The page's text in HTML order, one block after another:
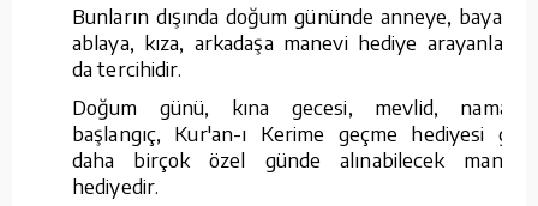
Bunların dışında doğum gününde anneye, bayana,
ablaya, kıza, arkadaşa manevi hediye arayanların
da tercihidir.
Doğum günü, kına gecesi, mevlid, namaza
başlangıç, Kur'an-ı Kerime geçme hediyesi gibi
daha birçok özel günde alınabilecek manevi
hediyedir.